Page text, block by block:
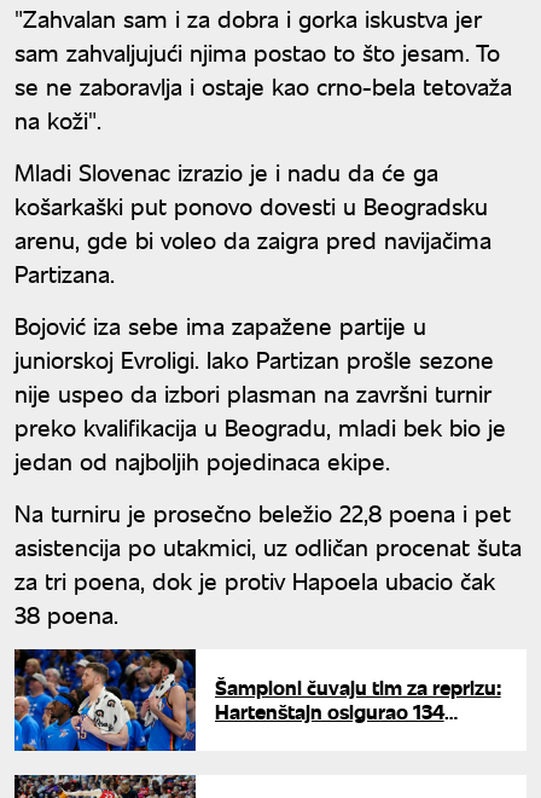
"Zahvalan sam i za dobra i gorka iskustva jer
sam zahvaljujući njima postao to što jesam. To
se ne zaboravlja i ostaje kao crno-bela tetovaža
na koži".
Mladi Slovenac izrazio je i nadu da će ga
košarkaški put ponovo dovesti u Beogradsku
arenu, gde bi voleo da zaigra pred navijačima
Partizana.
Bojović iza sebe ima zapažene partije u
juniorskoj Evroligi. Iako Partizan prošle sezone
nije uspeo da izbori plasman na završni turnir
preko kvalifikacija u Beogradu, mladi bek bio je
jedan od najboljih pojedinaca ekipe.
Na turniru je prosečno beležio 22,8 poena i pet
asistencija po utakmici, uz odličan procenat šuta
za tri poena, dok je protiv Hapoela ubacio čak
38 poena.
Šampioni čuvaju tim za reprizu:
Hartenštajn osigurao 134